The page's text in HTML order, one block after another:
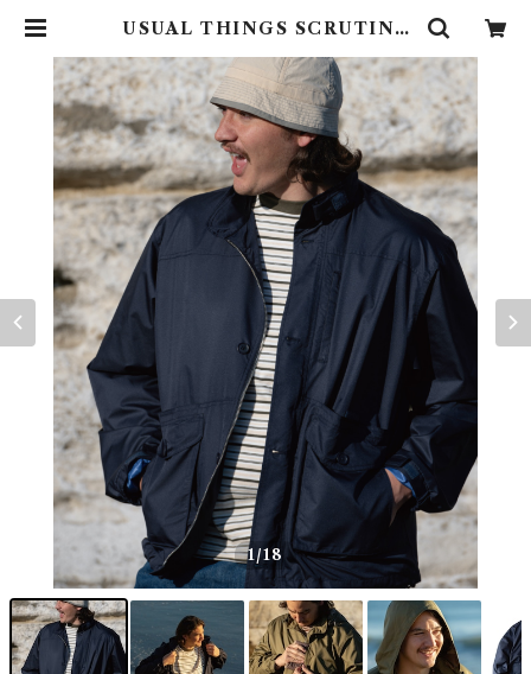
USUAL THINGS SCRUTINY
R THE SUN
1/18